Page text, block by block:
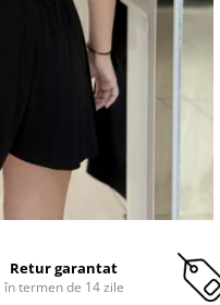
Retur garantat
în termen de 14 zile